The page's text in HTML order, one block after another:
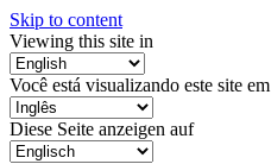
Skip to content
Viewing this site in
Você está visualizando este site em
Diese Seite anzeigen auf